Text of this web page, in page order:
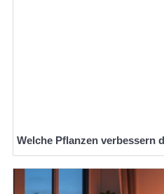
Welche Pflanzen verbessern